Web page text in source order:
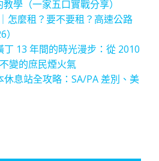
學（一家五口實戰分享）
怎麼租？要不要租？高速公路
丁 13 年間的時光漫步：從 2010
變的庶民煙火氣
休息站全攻略：SA/PA 差別、美